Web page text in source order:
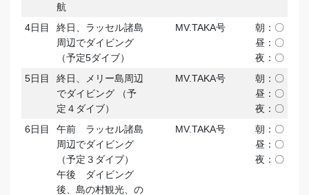
航
4日目
終日、ラッセル諸島
周辺でダイビング
（予定5ダイブ）
MV.TAKA号
朝：〇
昼：〇
夜：〇
5日目
終日、メリー島周辺
でダイビング （予
定４ダイブ）
MV.TAKA号
朝：〇
昼：〇
夜：〇
6日目
午前 ラッセル諸島
周辺でダイビング
（予定３ダイブ）
午後 ダイビング
後、島の村観光、の
MV.TAKA号
朝：〇
昼：〇
夜：〇